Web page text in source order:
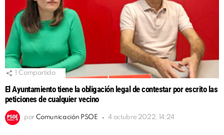
Compartido
El Ayuntamiento tiene la obligación legal de contestar por escrito las
peticiones de cualquier vecino
por Comunicación PSOE 4 octubre 2022, 14:24